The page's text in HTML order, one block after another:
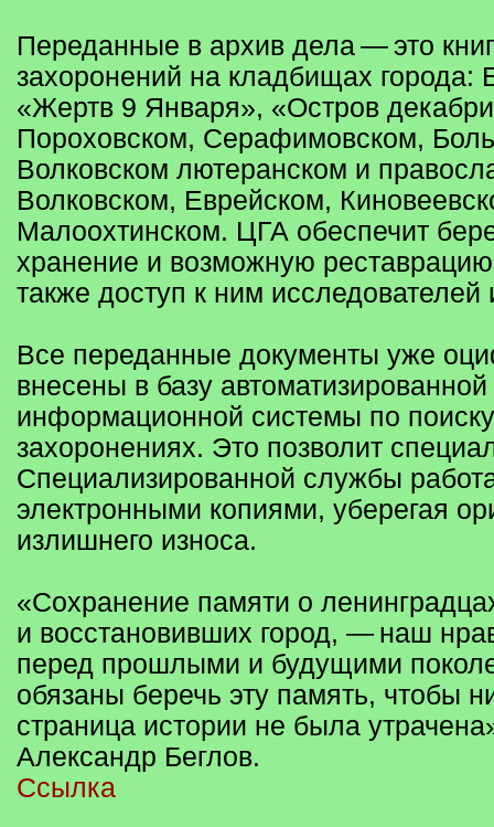
Переданные в архив дела — это
захоронений на кладбищах города:
«Жертв 9 Января», «Остров
Пороховском, Серафимовском,
Волковском лютеранском и
Волковском, Еврейском,
Малоохтинском. ЦГА обеспечит
хранение и возможную
также доступ к ним исследователей
Все переданные документы уже
внесены в базу автоматизированной
информационной системы по
захоронениях. Это позволит
Специализированной службы
электронными копиями, уберегая
излишнего износа.
«Сохранение памяти о
и восстановивших город, — наш
перед прошлыми и будущими
обязаны беречь эту память, чтобы
страница истории не была
Александр Беглов.
Ссылка